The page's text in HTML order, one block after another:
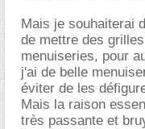
Mais je souhaiterai
de mettre des
menuiseries, pour
j'ai de belle
éviter de les
Mais la raison
très passante et